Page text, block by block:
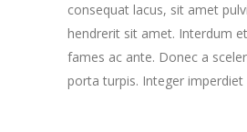
consequat lacus, sit amet
hendrerit sit amet. Interdum
fames ac ante. Donec a
porta turpis. Integer imperdiet